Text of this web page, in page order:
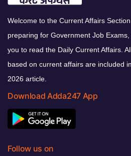
Welcome to the Current Affairs
preparing for Government Job
you to read the Daily Current Affairs.
based on current affairs are included
2026 article.
Download Adda247 App
Follow us on